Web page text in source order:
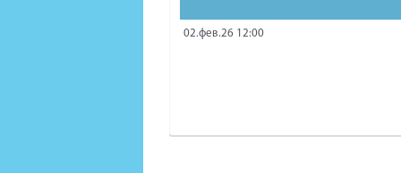
02.фев.26 12:00